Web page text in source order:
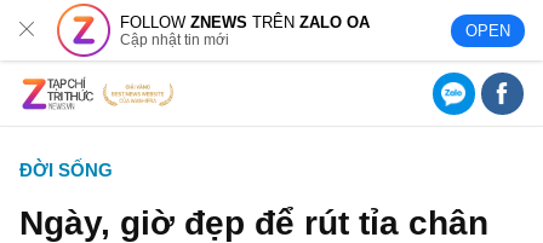
FOLLOWZNEWS TRÊNZALO OA
Cập nhật tin mới OPEN
ĐỜI SỐNG
Ngày, giờ đẹp để rút tỉa chân